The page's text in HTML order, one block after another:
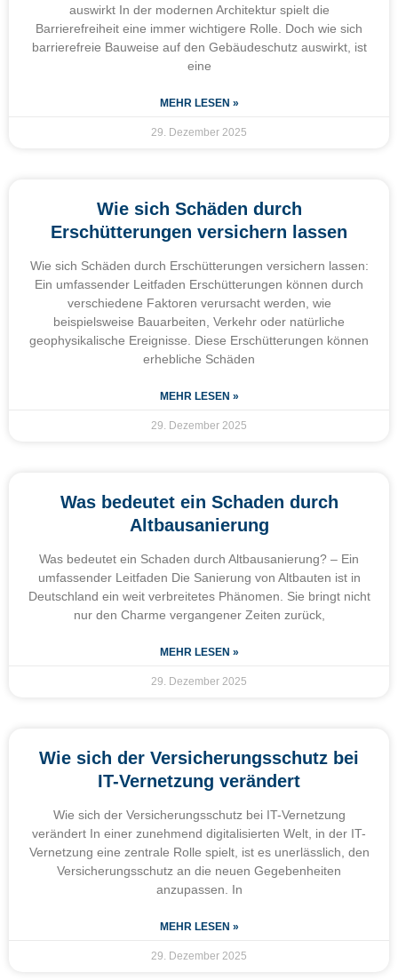
auswirkt In der modernen Architektur spielt die
Barrierefreiheit eine immer wichtigere Rolle. Doch wie sich
barrierefreie Bauweise auf den Gebäudeschutz auswirkt, ist
eine
MEHR LESEN »
29. Dezember 2025
Wie sich Schäden durch
Erschütterungen versichern lassen
Wie sich Schäden durch Erschütterungen versichern lassen:
Ein umfassender Leitfaden Erschütterungen können durch
verschiedene Faktoren verursacht werden, wie
beispielsweise Bauarbeiten, Verkehr oder natürliche
geophysikalische Ereignisse. Diese Erschütterungen können
erhebliche Schäden
MEHR LESEN »
29. Dezember 2025
Was bedeutet ein Schaden durch
Altbausanierung
Was bedeutet ein Schaden durch Altbausanierung? – Ein
umfassender Leitfaden Die Sanierung von Altbauten ist in
Deutschland ein weit verbreitetes Phänomen. Sie bringt nicht
nur den Charme vergangener Zeiten zurück,
MEHR LESEN »
29. Dezember 2025
Wie sich der Versicherungsschutz bei
IT-Vernetzung verändert
Wie sich der Versicherungsschutz bei IT-Vernetzung
verändert In einer zunehmend digitalisierten Welt, in der IT-
Vernetzung eine zentrale Rolle spielt, ist es unerlässlich, den
Versicherungsschutz an die neuen Gegebenheiten
anzupassen. In
MEHR LESEN »
29. Dezember 2025